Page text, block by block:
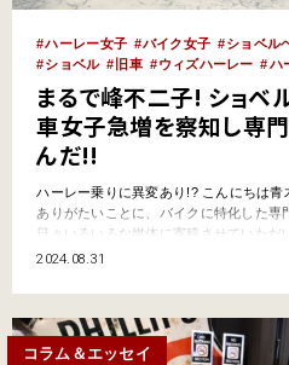
ハーレー女子 バイク女子 ショベル
ショベル
旧車 ウィズハーレー ハ
まるで峰不二子! ショベ
車女子急増を察知し専
んだ!!
ハーレー乗りに異変あり!? こんにちは
ありがたいことに、バイクに特化した専
日々いろいろな媒体に寄稿させていただ
のがハーレー専門誌です。 現在は『ウィ
ス）の編集長として携わり、二輪専門
2024.08.31
コラム＆エッセイ